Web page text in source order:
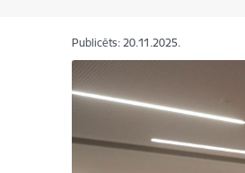
Publicēts: 20.11.2025.